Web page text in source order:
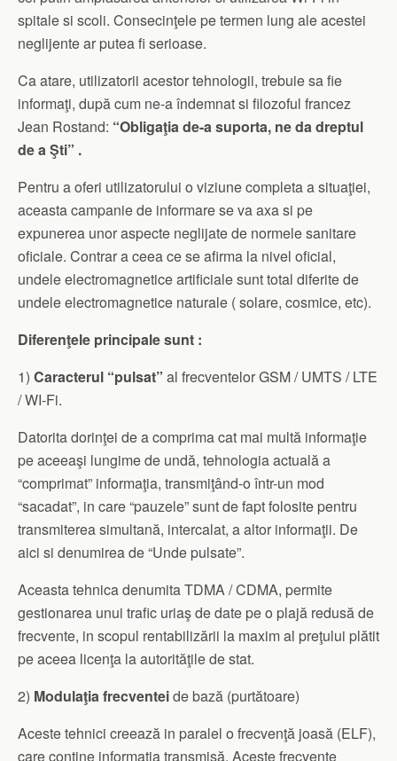
spitale si scoli. Consecinţele pe termen lung ale acestei
neglijente ar putea fi serioase.
Ca atare, utilizatorii acestor tehnologii, trebuie sa fie
informaţi, după cum ne-a îndemnat si filozoful francez
Jean Rostand: “Obligaţia de-a suporta, ne da dreptul
de a Şti” .
Pentru a oferi utilizatorului o viziune completa a situaţiei,
aceasta campanie de informare se va axa si pe
expunerea unor aspecte neglijate de normele sanitare
oficiale. Contrar a ceea ce se afirma la nivel oficial,
undele electromagnetice artificiale sunt total diferite de
undele electromagnetice naturale ( solare, cosmice, etc).
Diferenţele principale sunt :
1) Caracterul “pulsat” al frecventelor GSM / UMTS / LTE
/ WI-Fi.
Datorita dorinţei de a comprima cat mai multă informaţie
pe aceeaşi lungime de undă, tehnologia actuală a
“comprimat” informaţia, transmiţând-o într-un mod
“sacadat”, in care “pauzele” sunt de fapt folosite pentru
transmiterea simultană, intercalat, a altor informaţii. De
aici si denumirea de “Unde pulsate”.
Aceasta tehnica denumita TDMA / CDMA, permite
gestionarea unui trafic uriaş de date pe o plajă redusă de
frecvente, in scopul rentabilizării la maxim al preţului plătit
pe aceea licenţa la autorităţile de stat.
2) Modulaţia frecventeide bază (purtătoare)
Aceste tehnici creează in paralel o frecvenţă joasă (ELF),
care conţine informaţia transmisă. Aceste frecvente